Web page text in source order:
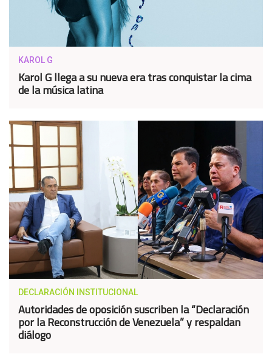
KAROL G
Karol G llega a su nueva era tras conquistar la cima
de la música latina
DECLARACIÓN INSTITUCIONAL
Autoridades de oposición suscriben la “Declaración
por la Reconstrucción de Venezuela” y respaldan
diálogo